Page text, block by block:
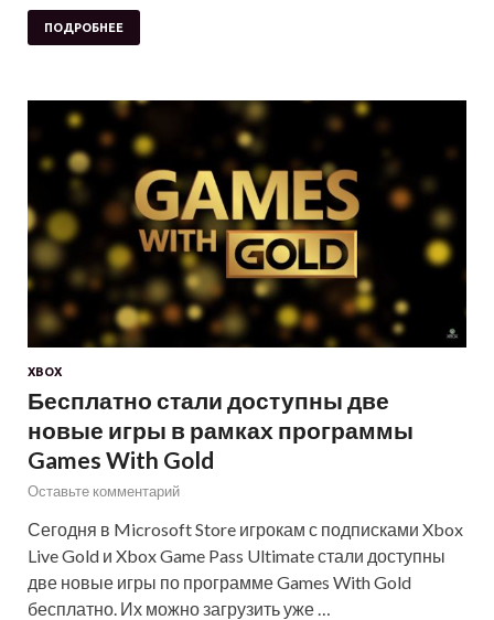
ПОДРОБНЕЕ
XBOX
Бесплатно стали доступны две
новые игры в рамках программы
Games With Gold
Оставьте комментарий
Сегодня в Microsoft Store игрокам с подписками Xbox
Live Gold и Xbox Game Pass Ultimate стали доступны
две новые игры по программе Games With Gold
бесплатно. Их можно загрузить уже …